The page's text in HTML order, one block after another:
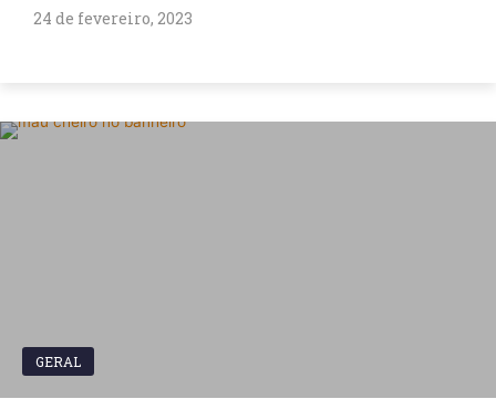
24 de fevereiro, 2023
GERAL